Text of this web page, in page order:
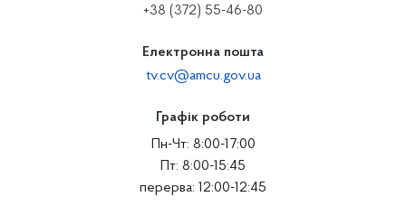
+38 (372) 55-46-80
Електронна пошта
tv.cv@amcu.gov.ua
Графік роботи
Пн-Чт: 8:00-17:00
Пт: 8:00-15:45
перерва: 12:00-12:45